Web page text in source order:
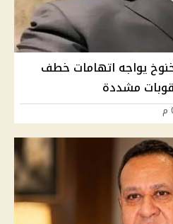
يواجه اتهامات خطف
مشددة